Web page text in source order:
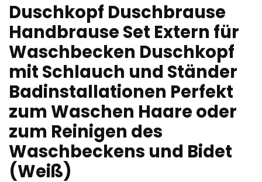
Duschkopf Duschbrause
Handbrause Set Extern für
Waschbecken Duschkopf
mit Schlauch und Ständer
Badinstallationen Perfekt
zum Waschen Haare oder
zum Reinigen des
Waschbeckens und Bidet
(Weiß)